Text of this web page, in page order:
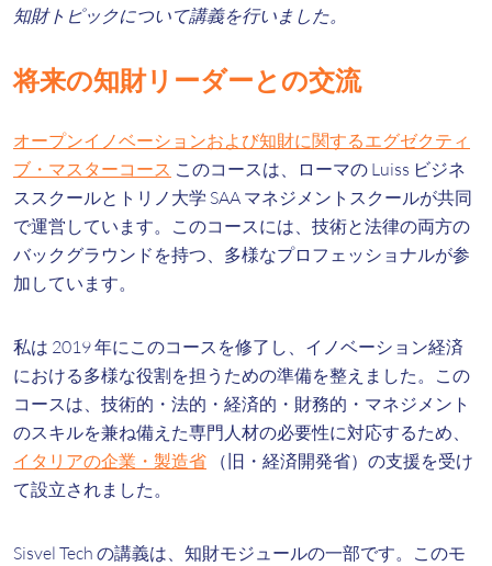
知財トピックについて講義を行いました。
将来の知財リーダーとの交流
オープンイノベーションおよび知財に関するエグゼクティ
ブ・マスターコース このコースは、ローマの Luiss ビジネ
ススクールとトリノ大学 SAA マネジメントスクールが共同
で運営しています。このコースには、技術と法律の両方の
バックグラウンドを持つ、多様なプロフェッショナルが参
加しています。
私は 2019 年にこのコースを修了し、イノベーション経済
における多様な役割を担うための準備を整えました。この
コースは、技術的・法的・経済的・財務的・マネジメント
のスキルを兼ね備えた専門人材の必要性に対応するため、
イタリアの企業・製造省 （旧・経済開発省）の支援を受け
て設立されました。
Sisvel Tech の講義は、知財モジュールの一部です。このモ